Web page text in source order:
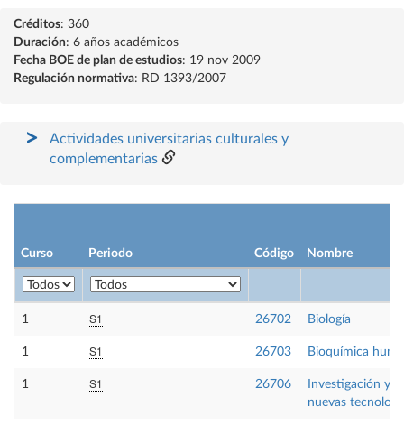
Créditos: 360
Duración: 6 años académicos
Fecha BOE de plan de estudios: 19 nov 2009
Regulación normativa: RD 1393/2007
Actividades universitarias culturales y
complementarias
Curso Periodo Código Nombre
1 S1 26702 Biología
1 S1 26703 Bioquímica
1 S1 26706
Investigación y
nuevas